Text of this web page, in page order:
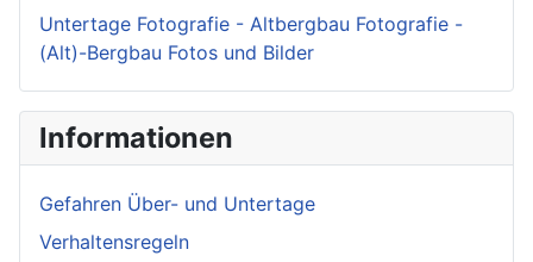
Untertage Fotografie - Altbergbau Fotografie -
(Alt)-Bergbau Fotos und Bilder
Informationen
Gefahren Über- und Untertage
Verhaltensregeln